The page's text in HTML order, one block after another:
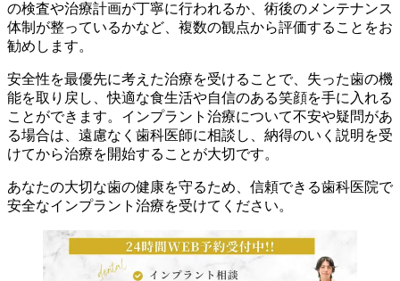
の検査や治療計画が丁寧に行われるか、術後のメンテナンス
体制が整っているかなど、複数の観点から評価することをお
勧めします。
安全性を最優先に考えた治療を受けることで、失った歯の機
能を取り戻し、快適な食生活や自信のある笑顔を手に入れる
ことができます。インプラント治療について不安や疑問があ
る場合は、遠慮なく歯科医師に相談し、納得のいく説明を受
けてから治療を開始することが大切です。
あなたの大切な歯の健康を守るため、信頼できる歯科医院で
安全なインプラント治療を受けてください。